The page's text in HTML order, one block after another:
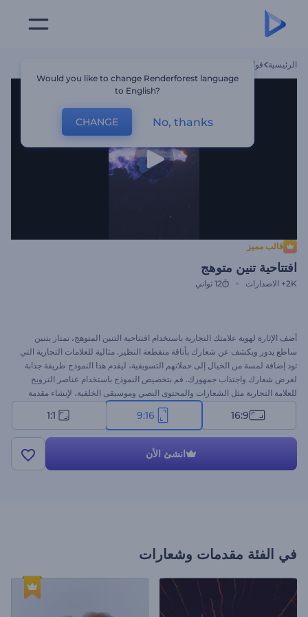
الرئيسية قوالب
قالب مميز
افتتاحية تنين متوهج
2K+ الاصدارات 12 ثواني
أضف الإثارة لهوية علامتك التجارية باستخدام افتتاحية التنين المتوهج، تمتاز بتنين
ساطع يدور ويكشف عن شعارك بأناقة منقطعة النظير. مثالية للعلامات التجارية التي
تود إضافة لمسة من الخيال إلى حملاتهم التسويقية، ليقدم هذا النموذج طريقة جذابة
لعرض شعارك واجتذاب جمهورك. قم بتخصيص النموذج باستخدام عناصر الترويج
للعلامة التجارية مثل الشعارات والمحتوى النصي وموسيقى الخلفية، لإنشاء مقدمة
16:9
9:16
1:1
انشئ الأن
في الفئة مقدمات وشعارات
Would you like to change Renderforest language
to English?
CHANGE No, thanks